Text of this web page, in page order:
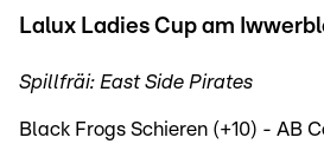
Lalux Ladies Cup am
Spillfräi: East Side Pirates
Black Frogs Schieren (+10) - AB